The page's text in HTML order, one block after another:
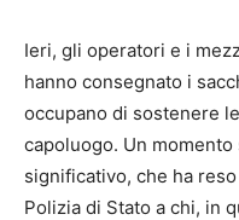
Ieri, gli operatori e i
hanno consegnato i
occupano di sostenere
capoluogo. Un
significativo, che ha
Polizia di Stato a chi, in